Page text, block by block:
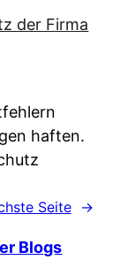
haften.
Seite →
Blogs